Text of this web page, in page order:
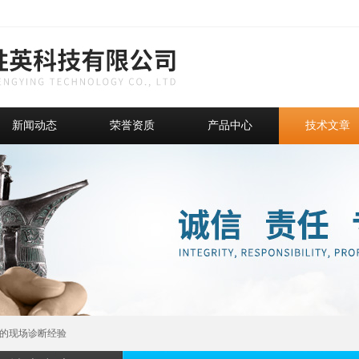
新闻动态 荣誉资质 产品中心 技术文章
现场诊断经验